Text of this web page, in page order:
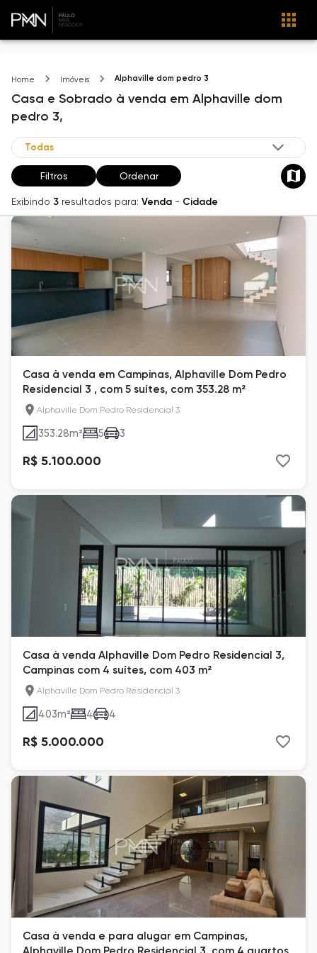
Home Imóveis Alphaville dom pedro 3
Casa e Sobrado à venda em Alphaville dom
pedro 3,
Filtros Ordenar
Exibindo 3 resultados para: Venda - Cidade
Casa à venda em Campinas, Alphaville Dom Pedro
Residencial 3 , com 5 suítes, com 353.28 m²
Alphaville Dom Pedro Residencial 3
353.28m² 5 3
R$ 5.100.000
Casa à venda Alphaville Dom Pedro Residencial 3,
Campinas com 4 suítes, com 403 m²
Alphaville Dom Pedro Residencial 3
403m² 4 4
R$ 5.000.000
Casa à venda e para alugar em Campinas,